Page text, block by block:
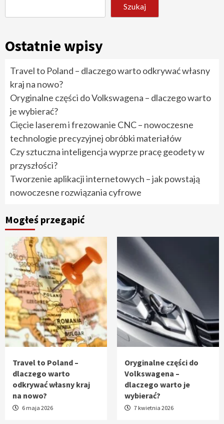
Szukaj
Ostatnie wpisy
Travel to Poland – dlaczego warto odkrywać własny
kraj na nowo?
Oryginalne części do Volkswagena – dlaczego warto
je wybierać?
Cięcie laserem i frezowanie CNC – nowoczesne
technologie precyzyjnej obróbki materiałów
Czy sztuczna inteligencja wyprze pracę geodety w
przyszłości?
Tworzenie aplikacji internetowych – jak powstają
nowoczesne rozwiązania cyfrowe
Mogłeś przegapić
Travel to Poland –
dlaczego warto
odkrywać własny kraj
na nowo?
6 maja 2026
Oryginalne części do
Volkswagena –
dlaczego warto je
wybierać?
7 kwietnia 2026